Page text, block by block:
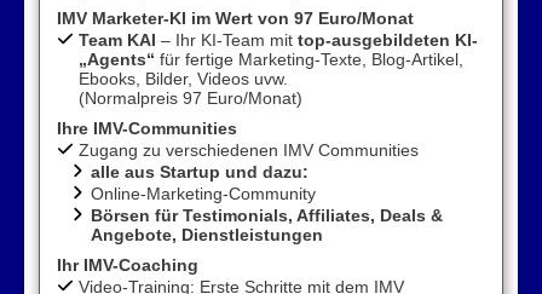
IMV Marketer-KI im Wert von 97 Euro/Monat
Team KAI – Ihr KI-Team mit top-ausgebildeten KI-
„Agents“ für fertige Marketing-Texte, Blog-Artikel,
Ebooks, Bilder, Videos uvw.
(Normalpreis 97 Euro/Monat)
Ihre IMV-Communities
Zugang zu verschiedenen IMV Communities
alle aus Startup und dazu:
Online-Marketing-Community
Börsen für Testimonials, Affiliates, Deals &
Angebote, Dienstleistungen
Ihr IMV-Coaching
Video-Training: Erste Schritte mit dem IMV